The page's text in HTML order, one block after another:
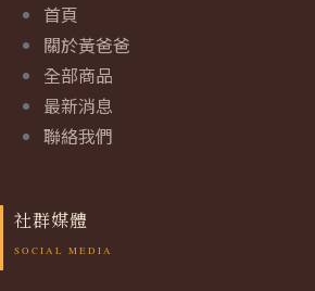
首頁
關於黃爸爸
全部商品
最新消息
聯絡我們
社群媒體